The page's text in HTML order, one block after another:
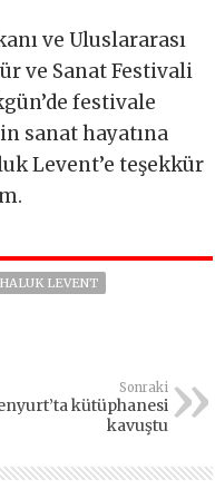
ve Uluslararası
ve Sanat Festivali
festivale
sanat hayatına
Levent’e teşekkür
HALUK LEVENT
Sonraki
kütüphanesi
kavuştu